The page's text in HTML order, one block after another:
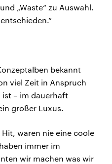
„Waste“ zu Auswahl.
bekannt
viel Zeit in Anspruch
– im dauerhaft
großer Luxus.
waren nie eine coole
immer im
wir machen was wir